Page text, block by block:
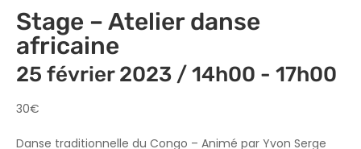
Stage – Atelier danse
africaine
25 février 2023 / 14h00 - 17h00
30€
Danse traditionnelle du Congo – Animé par Yvon Serge